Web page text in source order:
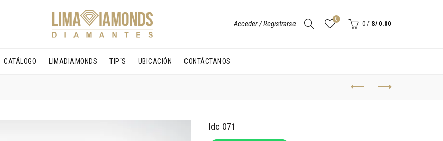
Acceder / Registrarse
0
0 / S/ 0.00
CATÁLOGO LIMADIAMONDS TIP´S UBICACIÓN CONTÁCTANOS
ldc 071